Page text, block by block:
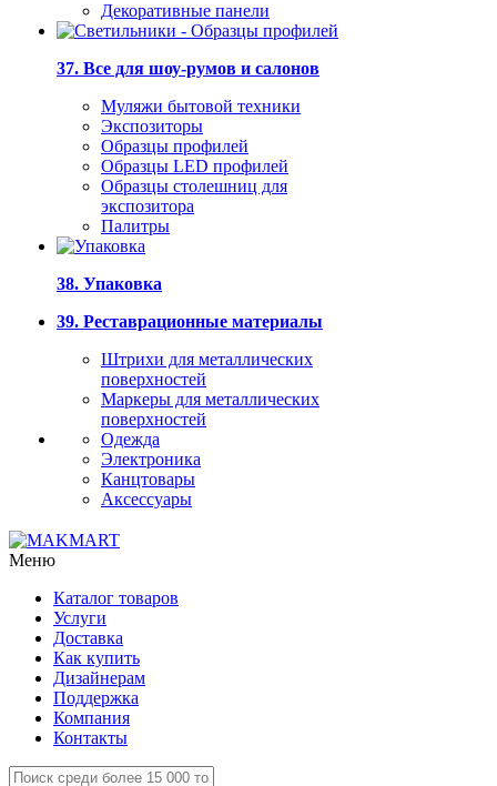
Декоративные панели
37. Все для шоу-румов и салонов
Муляжи бытовой техники
Экспозиторы
Образцы профилей
Образцы LED профилей
Образцы столешниц для
экспозитора
Палитры
38. Упаковка
39. Реставрационные материалы
Штрихи для металлических
поверхностей
Маркеры для металлических
поверхностей
Одежда
Электроника
Канцтовары
Аксессуары
Меню
Каталог товаров
Услуги
Доставка
Как купить
Дизайнерам
Поддержка
Компания
Контакты